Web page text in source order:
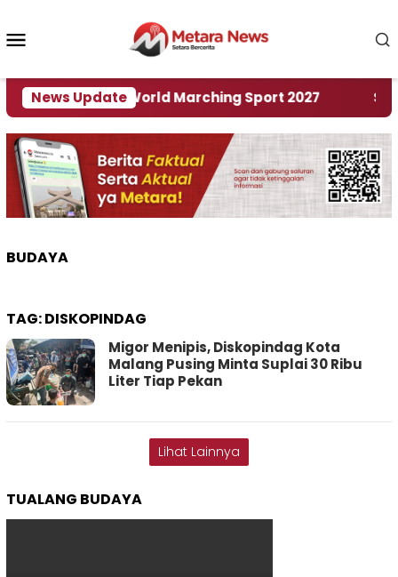
konten
News Update
Rumah World Marching Sport 2027 ‎Soal
BUDAYA
TAG:DISKOPINDAG
Migor Menipis, Diskopindag Kota
Malang Pusing Minta Suplai 30 Ribu
Liter Tiap Pekan
Lihat Lainnya
TUALANG BUDAYA